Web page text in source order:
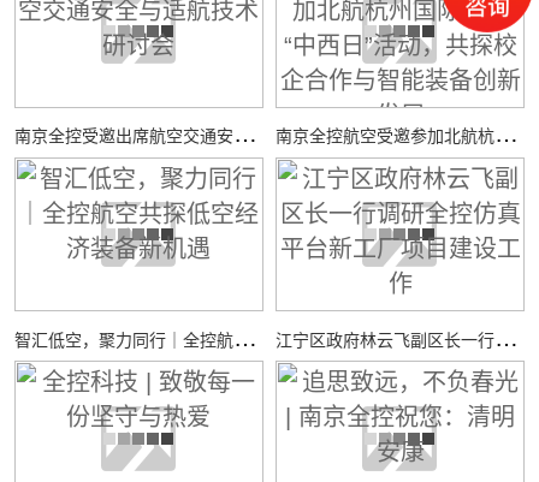
南
京全控受邀出席航空交通安全与适航技术研讨会 南
京全控航空受邀参加北航杭州国际校园“中西日”活动，共探校企合作与智能装备创新发展
智
汇低空，聚力同行｜全控航空共探低空经济装备新机遇 江
宁区政府林云飞副区长一行调研全控仿真平台新工厂项目建设工作